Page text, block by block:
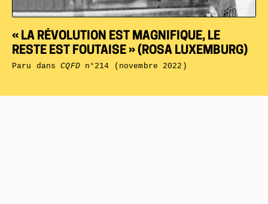
« LA RÉVOLUTION EST MAGNIFIQUE, LE
RESTE EST FOUTAISE » (ROSA LUXEMBURG)
Paru dansCQFDn°214 (novembre 2022)